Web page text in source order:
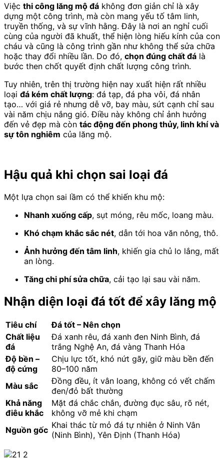
Việc thi công lăng mộ đá không đơn giản chỉ là xây
dựng một công trình, mà còn mang yếu tố tâm linh,
truyền thống, và sự vĩnh hằng. Đây là nơi an nghỉ cuối
cùng của người đã khuất, thể hiện lòng hiếu kính của con
cháu và cũng là công trình gần như không thể sửa chữa
hoặc thay đổi nhiều lần. Do đó, chọn đúng chất đá là
bước then chốt quyết định chất lượng công trình.
Tuy nhiên, trên thị trường hiện nay xuất hiện rất nhiều
loại đá kém chất lượng: đá tạp, đá pha vôi, đá nhân
tạo… với giá rẻ nhưng dễ vỡ, bay màu, sứt cạnh chỉ sau
vài năm chịu nắng gió. Điều này không chỉ ảnh hưởng
đến vẻ đẹp mà còn tác động đến phong thủy, linh khí và
sự tôn nghiêm của lăng mộ.
Hậu quả khi chọn sai loại đá
Một lựa chọn sai lầm có thể khiến khu mộ:
Nhanh xuống cấp, sụt móng, rêu mốc, loang màu.
Khó chạm khắc sắc nét, dẫn tới hoa văn nông, thô.
Ảnh hưởng đến tâm linh, khiến gia chủ lo lắng, mất
an lòng.
Tăng chi phí sửa chữa, cải tạo lại sau vài năm.
Nhận diện loại đá tốt để xây lăng mộ
Tiêu chí
Đá tốt – Nên chọn
Chất liệu
đá
Đá xanh rêu, đá xanh đen Ninh Bình, đá
trắng Nghệ An, đá vàng Thanh Hóa
Độ bền –
độ cứng
Chịu lực tốt, khó nứt gãy, giữ màu bền đến
80–100 năm
Màu sắc
Đồng đều, ít vân loang, không có vết chấm
đen/đỏ bất thường
Khả năng
điêu khắc
Mặt đá chắc chắn, đường đục sâu, rõ nét,
không vỡ mẻ khi chạm
Nguồn gốc Khai thác từ mỏ đá tự nhiên ở Ninh Vân
(Ninh Bình), Yên Định (Thanh Hóa)